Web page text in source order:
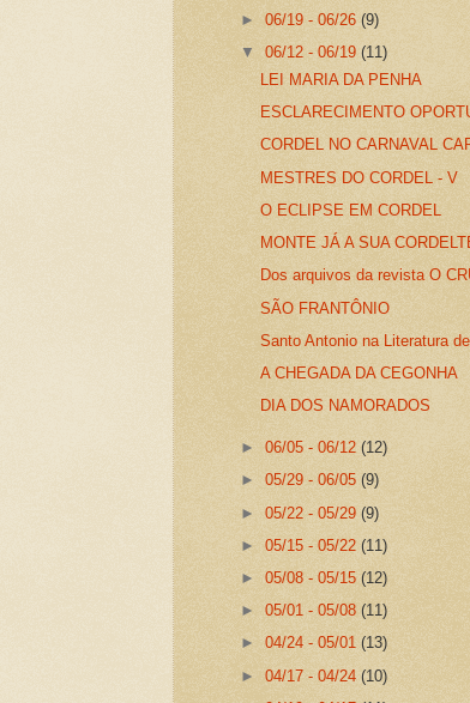
►06/19 - 06/26(9)
▼06/12 - 06/19(11)
LEI MARIA DA PENHA
ESCLARECIMENTO
CORDEL NO CARNAVAL
MESTRES DO CORDEL - V
O ECLIPSE EM CORDEL
MONTE JÁ A SUA
Dos arquivos da revista O
SÃO FRANTÔNIO
Santo Antonio na Literatura
A CHEGADA DA CEGONHA
DIA DOS NAMORADOS
►06/05 - 06/12(12)
►05/29 - 06/05(9)
►05/22 - 05/29(9)
►05/15 - 05/22(11)
►05/08 - 05/15(12)
►05/01 - 05/08(11)
►04/24 - 05/01(13)
►04/17 - 04/24(10)